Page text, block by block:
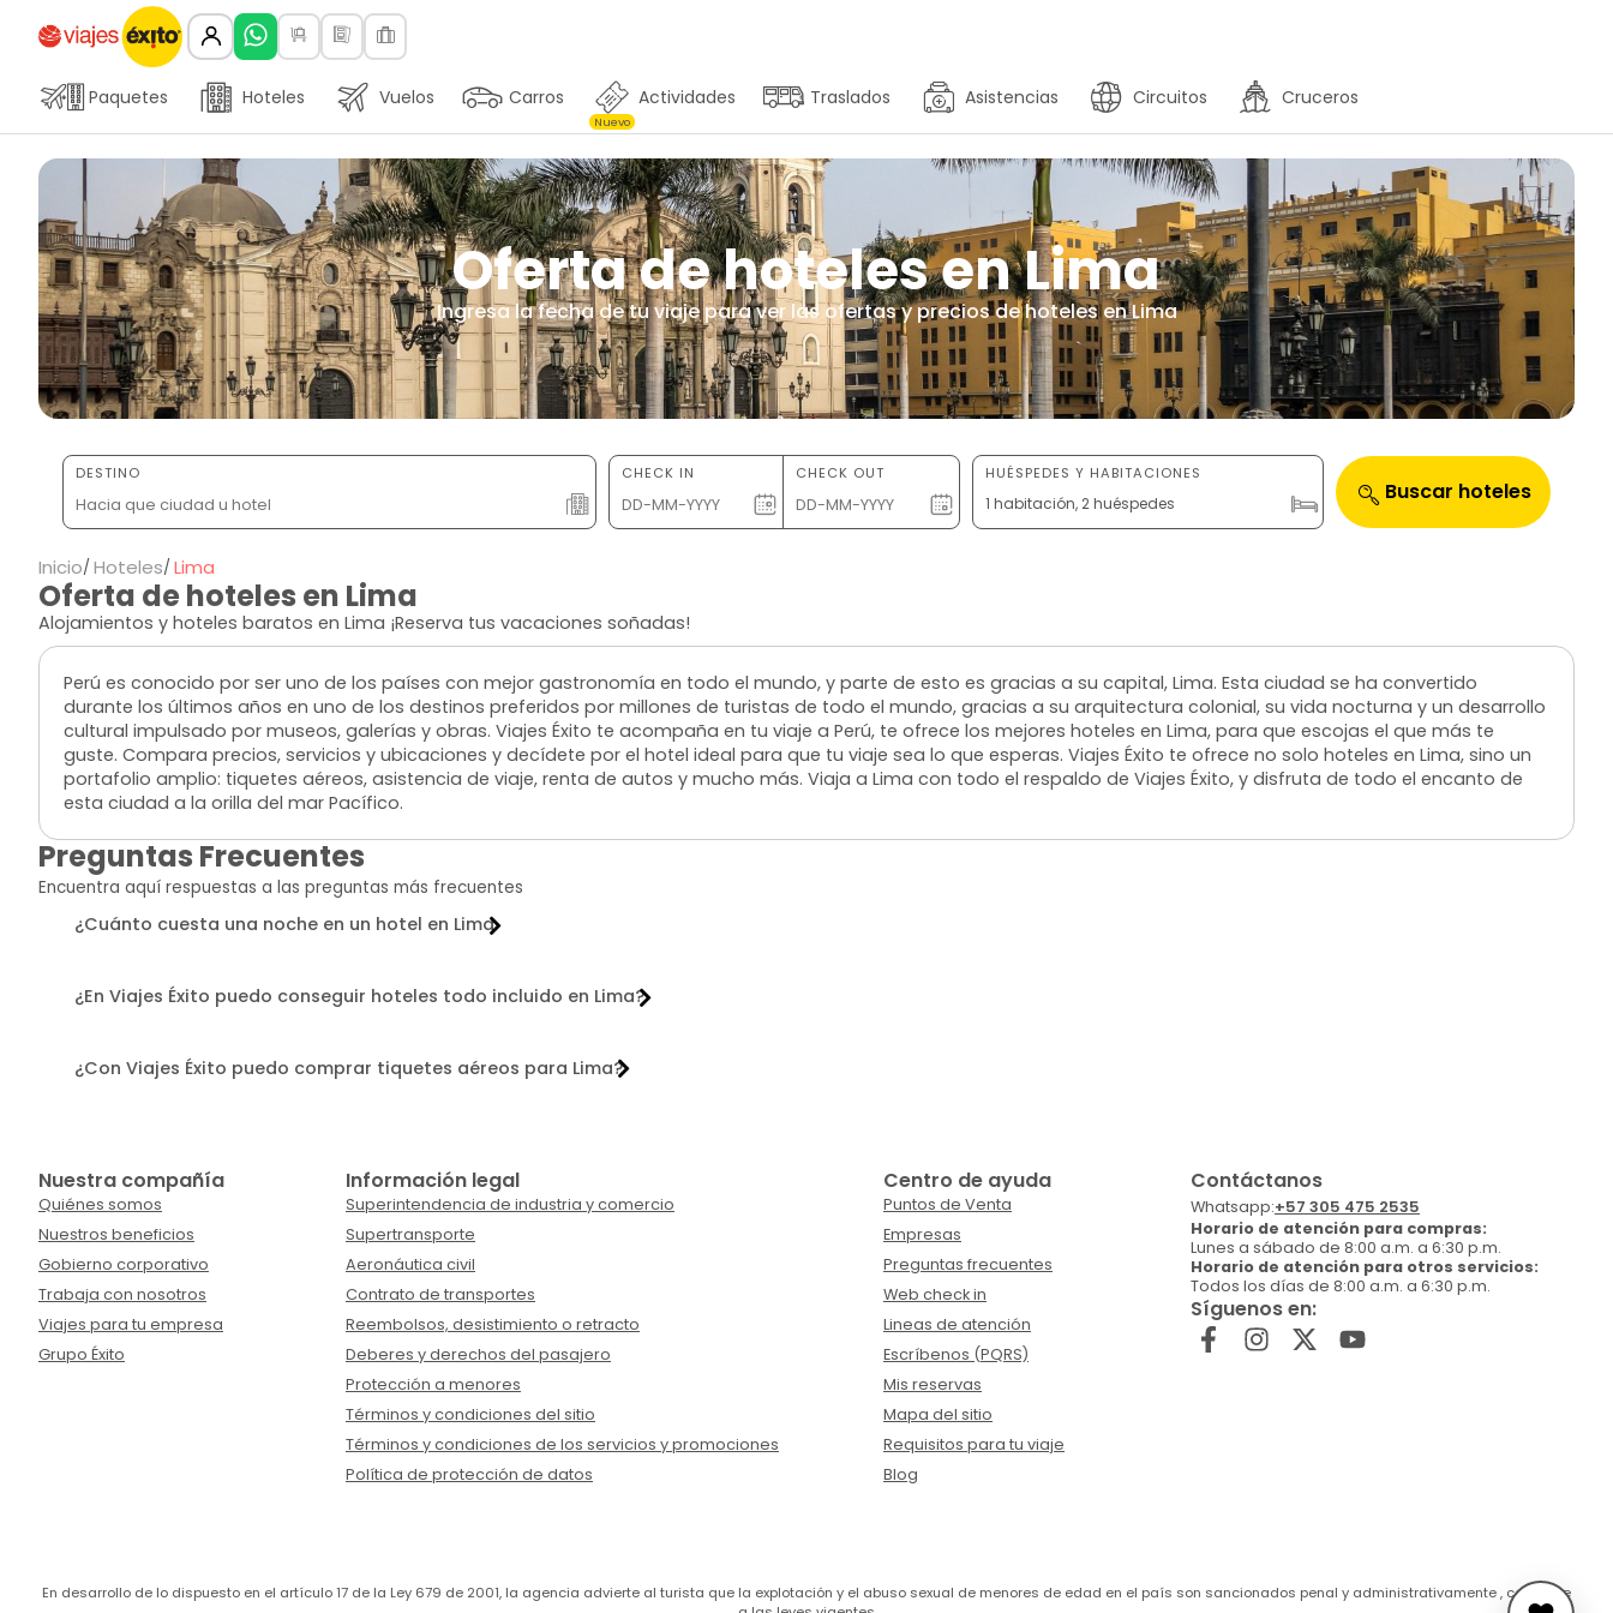
Paquetes Hoteles Vuelos Carros Actividades
Nuevo
Traslados Asistencias Circuitos Cruceros
Oferta de hoteles en Lima
Ingresa la fecha de tu viaje para ver las ofertas y precios de hoteles en Lima
DESTINO CHECK IN CHECK OUT HUÉSPEDES Y HABITACIONES
1 habitación, 2 huéspedes Buscar hoteles
Inicio Hoteles Lima
Oferta de hoteles en Lima
Alojamientos y hoteles baratos en Lima ¡Reserva tus vacaciones soñadas!
Perú es conocido por ser uno de los países con mejor gastronomía en todo el mundo, y parte de esto es gracias a su capital, Lima. Esta ciudad se ha convertido
durante los últimos años en uno de los destinos preferidos por millones de turistas de todo el mundo, gracias a su arquitectura colonial, su vida nocturna y un desarrollo
cultural impulsado por museos, galerías y obras. Viajes Éxito te acompaña en tu viaje a Perú, te ofrece los mejores hoteles en Lima, para que escojas el que más te
guste. Compara precios, servicios y ubicaciones y decídete por el hotel ideal para que tu viaje sea lo que esperas. Viajes Éxito te ofrece no solo hoteles en Lima, sino un
portafolio amplio: tiquetes aéreos, asistencia de viaje, renta de autos y mucho más. Viaja a Lima con todo el respaldo de Viajes Éxito, y disfruta de todo el encanto de
esta ciudad a la orilla del mar Pacífico.
Preguntas Frecuentes
Encuentra aquí respuestas a las preguntas más frecuentes
¿Cuánto cuesta una noche en un hotel en Lima
¿En Viajes Éxito puedo conseguir hoteles todo incluido en Lima?
¿Con Viajes Éxito puedo comprar tiquetes aéreos para Lima?
Nuestra compañía
Quiénes somos
Nuestros beneficios
Gobierno corporativo
Trabaja con nosotros
Viajes para tu empresa
Grupo Éxito
Información legal
Superintendencia de industria y comercio
Supertransporte
Aeronáutica civil
Contrato de transportes
Reembolsos, desistimiento o retracto
Deberes y derechos del pasajero
Protección a menores
Términos y condiciones del sitio
Términos y condiciones de los servicios y promociones
Política de protección de datos
Centro de ayuda
Puntos de Venta
Empresas
Preguntas frecuentes
Web check in
Lineas de atención
Escríbenos (PQRS)
Mis reservas
Mapa del sitio
Requisitos para tu viaje
Blog
Contáctanos
Whatsapp:+57 305 475 2535
Horario de atención para compras:
Lunes a sábado de 8:00 a.m. a 6:30 p.m.
Horario de atención para otros servicios:
Todos los días de 8:00 a.m. a 6:30 p.m.
Síguenos en:
En desarrollo de lo dispuesto en el artículo 17 de la Ley 679 de 2001, la agencia advierte al turista que la explotación y el abuso sexual de menores de edad en el país son sancionados penal y administrativamente , conforme